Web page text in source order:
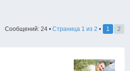
Сообщений: 24 • Страница 1 из 2 • 1 2